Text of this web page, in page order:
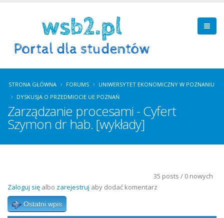
STRONA GŁÓWNA FORUMS
UNIWERSYTET EKONOMICZNY W POZNANIU
DYSKUSJA O PRZEDMIOCIE UE POZNAŃ
Zarządzanie procesami - Cyfert
Szymon dr hab. [wykłady]
35 posts / 0 nowych
Zaloguj się albo zarejestruj aby dodać komentarz
Ostatni wpis